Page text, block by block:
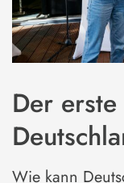
Der
Wie kann